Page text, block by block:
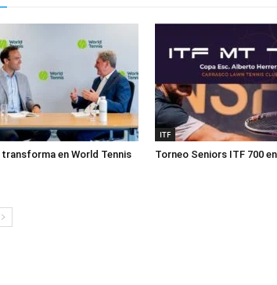
transforma en World Tennis
ITF
Torneo Seniors ITF 700